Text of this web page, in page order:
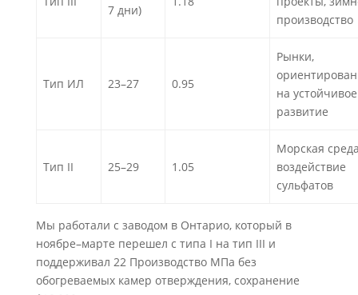
7 дни)
производство
Тип ИЛ 23–27 0.95
Рынки,
на устойчивое
развитие
Тип II 25–29 1.05
Морская
воздействие
сульфатов
Мы работали с заводом в Онтарио, который в
ноябре–марте перешел с типа I на тип III и
поддерживал 22 Производство МПа без
обогреваемых камер отверждения, сохранение